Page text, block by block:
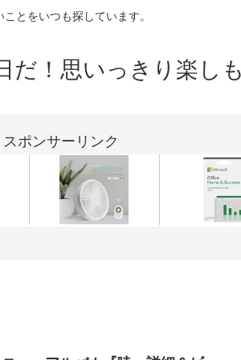
ことをいつも探しています。
だ！思いっきり楽し
スポンサーリンク